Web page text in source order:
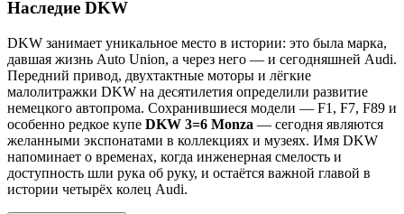
Наследие DKW
DKW занимает уникальное место в истории: это была марка,
давшая жизнь Auto Union, а через него — и сегодняшней Audi.
Передний привод, двухтактные моторы и лёгкие
малолитражки DKW на десятилетия определили развитие
немецкого автопрома. Сохранившиеся модели — F1, F7, F89 и
особенно редкое купе DKW 3=6 Monza — сегодня являются
желанными экспонатами в коллекциях и музеях. Имя DKW
напоминает о временах, когда инженерная смелость и
доступность шли рука об руку, и остаётся важной главой в
истории четырёх колец Audi.